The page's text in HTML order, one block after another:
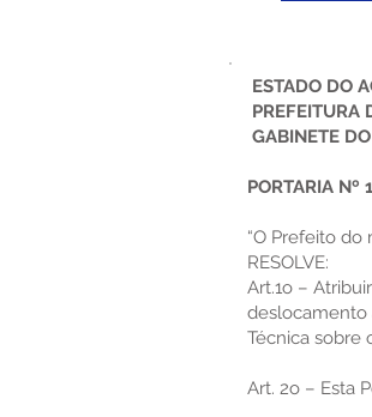
ESTADO DO
PREFEITURA
GABINETE
PORTARIA Nº
“O Prefeito do
RESOLVE:
Art.1o –
deslocamento
Técnica sobre
Art. 2o – Esta